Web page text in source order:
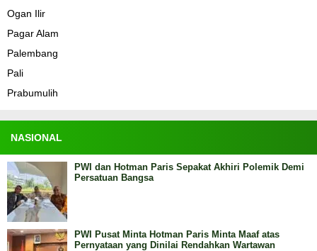
Ogan Ilir
Pagar Alam
Palembang
Pali
Prabumulih
NASIONAL
PWI dan Hotman Paris Sepakat Akhiri Polemik Demi
Persatuan Bangsa
PWI Pusat Minta Hotman Paris Minta Maaf atas
Pernyataan yang Dinilai Rendahkan Wartawan